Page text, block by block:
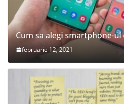
Cum sa alegi smartphone-
februarie 12, 2021